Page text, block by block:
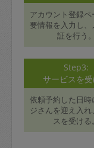
アカウント登録
要情報を入力し
証を行う。
Step3:
サービスを
依頼予約した日時
ジさんを迎え入
スを受ける。